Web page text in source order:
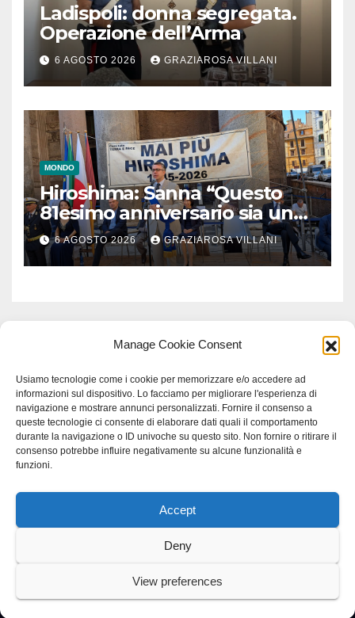
Manage Cookie Consent
Usiamo tecnologie come i cookie per memorizzare e/o accedere ad
informazioni sul dispositivo. Lo facciamo per migliorare l'esperienza di
navigazione e mostrare annunci personalizzati. Fornire il consenso a
queste tecnologie ci consente di elaborare dati quali il comportamento
durante la navigazione o ID univoche su questo sito. Non fornire o ritirare il
consenso potrebbe influire negativamente su alcune funzionalità e
funzioni.
Accept
Deny
View preferences
Ladispoli: donna segregata.
Operazione dell’Arma
6 AGOSTO 2026 GRAZIAROSA VILLANI
MONDO
Hiroshima: Sanna “Questo
81esimo anniversario sia un
monito per tutti”
6 AGOSTO 2026 GRAZIAROSA VILLANI
Proudly powered by WordPress|Tema: Newspaperex di
Scienzastudio specialistico bracciano